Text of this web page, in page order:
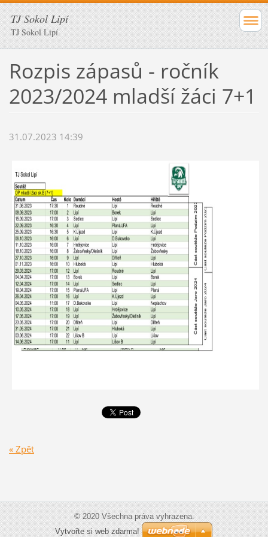
TJ Sokol Lipí
TJ Sokol Lipí
Rozpis zápasů - ročník
2023/2024 mladší žáci 7+1
31.07.2023 14:39
« Zpět
© 2020 Všechna práva vyhrazena.
Vytvořte si web zdarma!